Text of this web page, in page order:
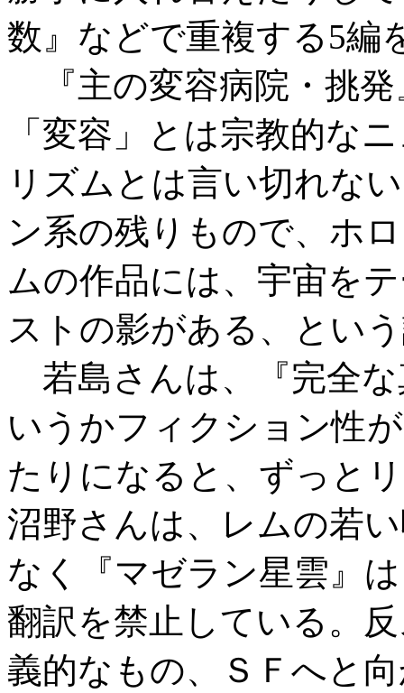
数』などで重複する5編
『主の変容病院・挑発
「変容」とは宗教的な
リズムとは言い切れな
ン系の残りもので、ホ
ムの作品には、宇宙を
ストの影がある、とい
若島さんは、『完全
いうかフィクション性
たりになると、ずっと
沼野さんは、レムの若
なく『マゼラン星雲』
翻訳を禁止している。
義的なもの、ＳＦへと